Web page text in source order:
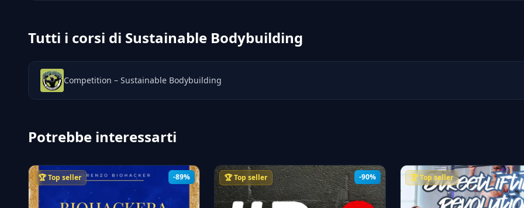
Tutti i corsi di Sustainable Bodybuilding
Competition – Sustainable Bodybuilding
Potrebbe interessarti
-89%
🏆 Top seller -90%
🏆 Top seller 🏆 Top seller